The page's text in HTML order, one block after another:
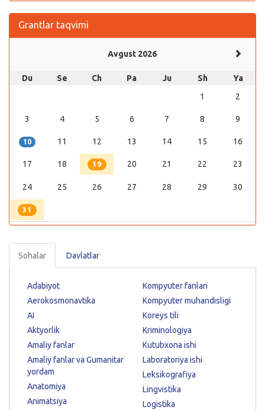
Grantlar taqvimi
Avgust 2026
Du Se Ch Pa Ju Sh
Ya
1
2
3 4 5 6 7 8 9
10 11 12 13 14 15 16
17 18 19 20 21 22 23
24 25 26 27 28 29 30
31
Sohalar Davlatlar
Adabiyot
Aerokosmonavtika
AI
Aktyorlik
Amaliy fanlar
Amaliy fanlar va Gumanitar
yordam
Anatomiya
Animatsiya
Kompyuter fanlari
Kompyuter muhandisligi
Koreys tili
Kriminologiya
Kutubxona ishi
Laboratoriya ishi
Leksikografiya
Lingvistika
Logistika